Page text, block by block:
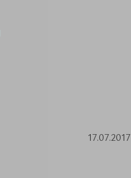
17.07.2017